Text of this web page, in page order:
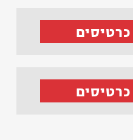
כרטיסים
כרטיסים